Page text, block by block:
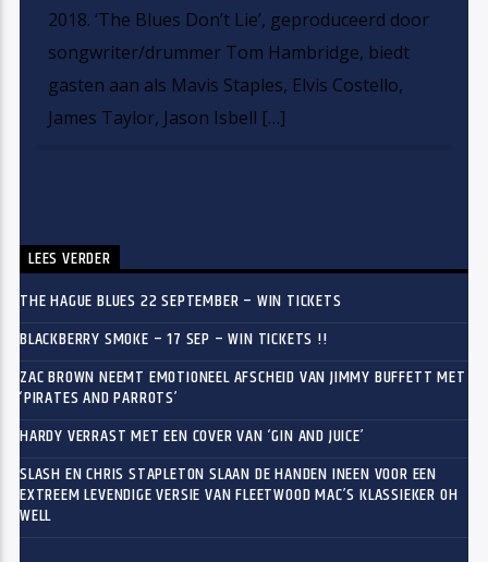
2018. ‘The Blues Don’t Lie’, geproduceerd door
songwriter/drummer Tom Hambridge, biedt
gasten aan als Mavis Staples, Elvis Costello,
James Taylor, Jason Isbell […]
LEES VERDER
THE HAGUE BLUES 22 SEPTEMBER – WIN TICKETS
BLACKBERRY SMOKE – 17 SEP – WIN TICKETS !!
ZAC BROWN NEEMT EMOTIONEEL AFSCHEID VAN JIMMY BUFFETT MET
‘PIRATES AND PARROTS’
HARDY VERRAST MET EEN COVER VAN ‘GIN AND JUICE’
SLASH EN CHRIS STAPLETON SLAAN DE HANDEN INEEN VOOR EEN
EXTREEM LEVENDIGE VERSIE VAN FLEETWOOD MAC’S KLASSIEKER OH
WELL